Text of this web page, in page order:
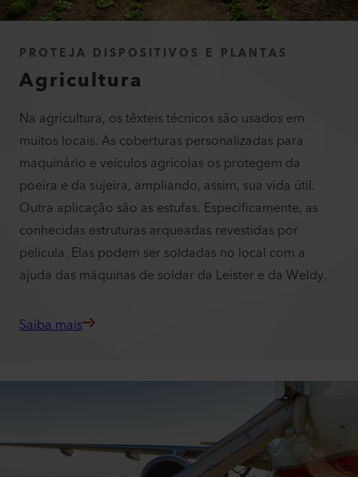
PROTEJA DISPOSITIVOS E PLANTAS
Agricultura
Na agricultura, os têxteis técnicos são usados em
muitos locais. As coberturas personalizadas para
maquinário e veículos agrícolas os protegem da
poeira e da sujeira, ampliando, assim, sua vida útil.
Outra aplicação são as estufas. Especificamente, as
conhecidas estruturas arqueadas revestidas por
película. Elas podem ser soldadas no local com a
ajuda das máquinas de soldar da Leister e da Weldy.
Saiba mais